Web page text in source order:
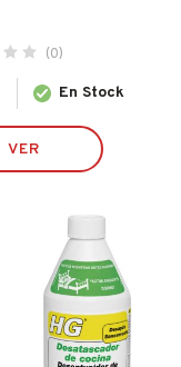
(0)
En Stock
VER